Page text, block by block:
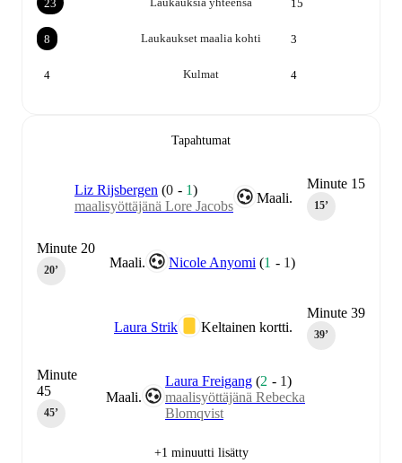
23 15
Laukaukset maalia kohti
8 3
Kulmat
4 4
Tapahtumat
Minute 15
15‎’‎
Maali.
Liz Rijsbergen (0 - 1)
maalisyöttäjänä Lore Jacobs
Maali. Nicole Anyomi (1 - 1)
Minute 20
20‎’‎
Minute 39
39‎’‎
Keltainen kortti.
Laura Strik
Maali.
Laura Freigang (2 - 1)
maalisyöttäjänä Rebecka
Blomqvist
Minute
45
45‎’‎
+1 minuutti lisätty